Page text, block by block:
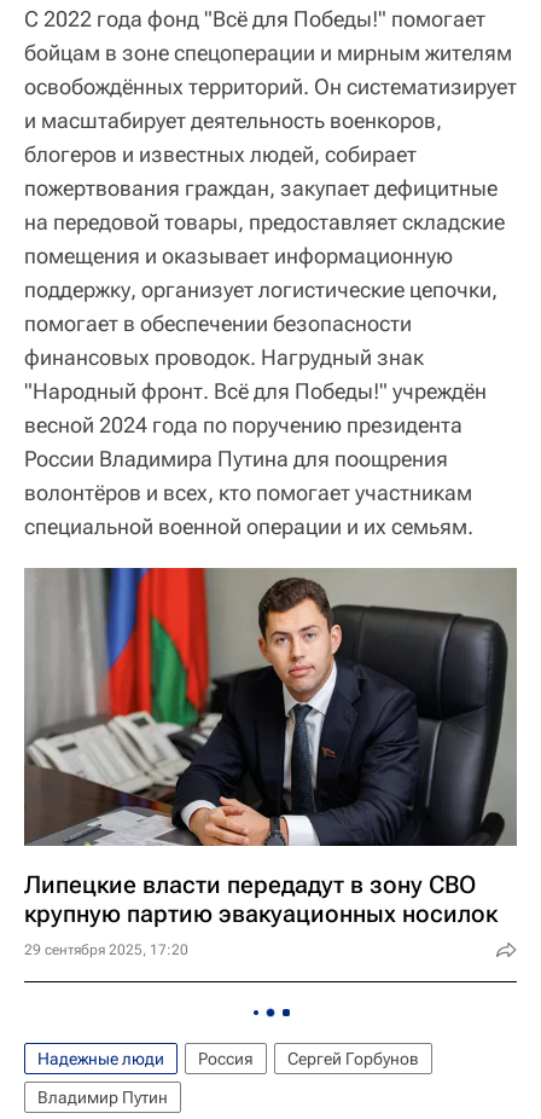
С 2022 года фонд "Всё для Победы!" помогает
бойцам в зоне спецоперации и мирным жителям
освобождённых территорий. Он систематизирует
и масштабирует деятельность военкоров,
блогеров и известных людей, собирает
пожертвования граждан, закупает дефицитные
на передовой товары, предоставляет складские
помещения и оказывает информационную
поддержку, организует логистические цепочки,
помогает в обеспечении безопасности
финансовых проводок. Нагрудный знак
"Народный фронт. Всё для Победы!" учреждён
весной 2024 года по поручению президента
России Владимира Путина для поощрения
волонтёров и всех, кто помогает участникам
специальной военной операции и их семьям.
Липецкие власти передадут в зону СВО
крупную партию эвакуационных носилок
29 сентября 2025, 17:20
Надежные люди Россия
Сергей Горбунов
Владимир Путин